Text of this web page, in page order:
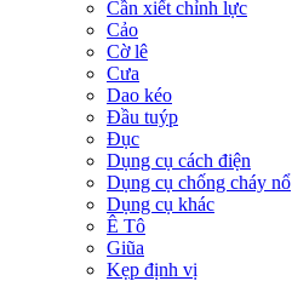
Cần xiết chỉnh lực
Cảo
Cờ lê
Cưa
Dao kéo
Đầu tuýp
Đục
Dụng cụ cách điện
Dụng cụ chống cháy nổ
Dụng cụ khác
Ê Tô
Giũa
Kẹp định vị